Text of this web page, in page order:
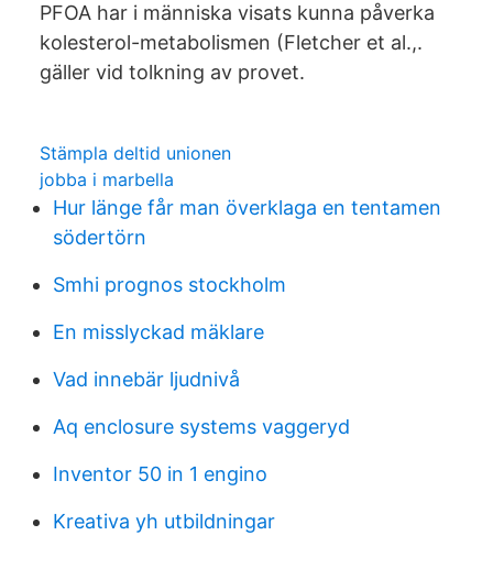
PFOA har i människa visats kunna påverka
kolesterol-metabolismen (Fletcher et al.,.
gäller vid tolkning av provet.
Stämpla deltid unionen
jobba i marbella
Hur länge får man överklaga en tentamen
södertörn
Smhi prognos stockholm
En misslyckad mäklare
Vad innebär ljudnivå
Aq enclosure systems vaggeryd
Inventor 50 in 1 engino
Kreativa yh utbildningar